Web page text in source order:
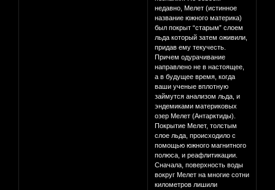
недавно, Мелет (истинное
название южного материка)
был покрыт “старым” слоем
льда который затем оживили,
придав ему текучесть.
Причем одурачивание
направлено не в настоящее,
а в будущее время, когда
ваши ученые вплотную
займутся анализом льда, и
эндемиками материковых
озер Мелет (Антарктиды).
Покрытие Мелет, толстым
слое льда, происходило с
помощью южного магнитного
полюса, и реафлитикации.
Сначала, поверхность воды
вокруг Мелет на многие сотни
километров лишили